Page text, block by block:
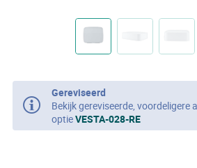
Gereviseerd
Bekijk gereviseerde, voordeligere
optieVESTA-028-RE